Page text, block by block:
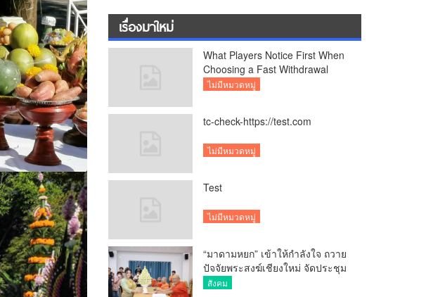
ว่า 2,132 ล้านบาท
เรื่องมาใหม่
What Players Notice First When
Choosing a Fast Withdrawal
Casino UK
ไม่มีหมวดหมู่
tc-check-https://test.com
ไม่มีหมวดหมู่
Test
ไม่มีหมวดหมู่
“มาดามหยก” เข้าให้กำลังใจ ถวาย
ปัจจัยพระสงฆ์เชียงใหม่ จัดประชุม
ทำบัญชีรายรับรายจ่ายของวัด กว่า
สังคม